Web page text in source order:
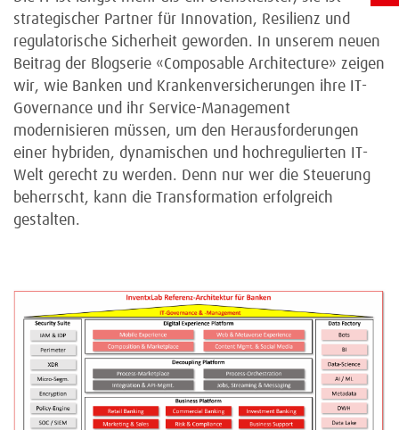
strategischer Partner für Innovation, Resilienz und
regulatorische Sicherheit geworden. In unserem neuen
Beitrag der Blogserie «Composable Architecture» zeigen
wir, wie Banken und Krankenversicherungen ihre IT-
Governance und ihr Service-Management
modernisieren müssen, um den Herausforderungen
einer hybriden, dynamischen und hochregulierten IT-
Welt gerecht zu werden. Denn nur wer die Steuerung
beherrscht, kann die Transformation erfolgreich
gestalten.